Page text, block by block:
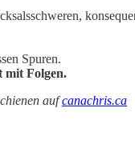
Spuren.
mit Folgen.
aufcanachris.ca